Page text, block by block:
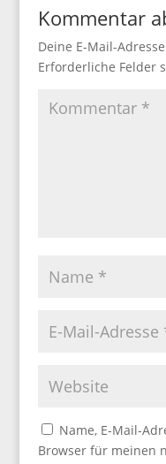
Kommentar
Deine E-Mail-
Erforderliche Felder
Name, E-Mail-
Browser für meinen